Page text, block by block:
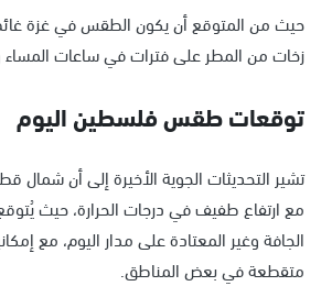
حيث من المتوقع أن يكون الطقس في غزة غائم
زخات من المطر على فترات في ساعات المساء
توقعات طقس فلسطين اليوم
تشير التحديثات الجوية الأخيرة إلى أن شمال
مع ارتفاع طفيف في درجات الحرارة، حيث
الجافة وغير المعتادة على مدار اليوم، مع
متقطعة في بعض المناطق.